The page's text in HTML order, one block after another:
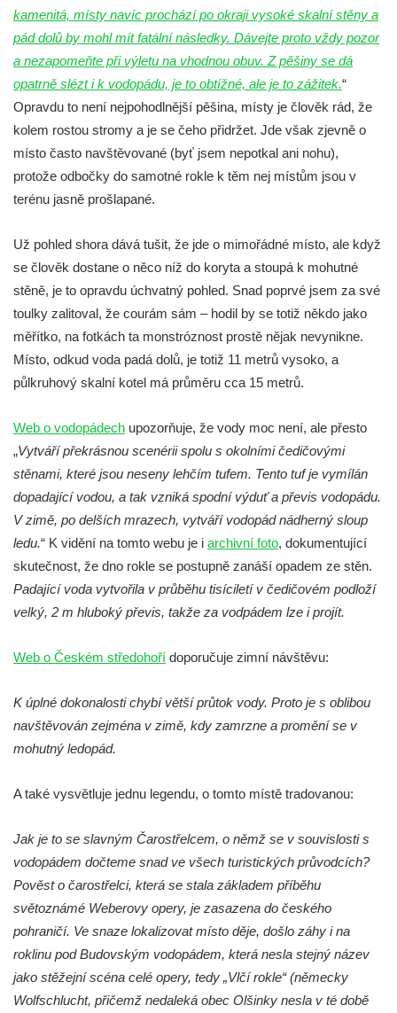
Hřenska
Vodopády Dubiny
Vodopád pod Čertovým mlýnem u Nového
Boru
Moravanský vodopád
Vodopád u Čertova mlýna nad Vaňovem
Kvítkovský vodopád
Kateřinky)
Spodní vodopád Černé Nisy (Liberec –
Kateřinky)
Vodopád Velký Štolpich
Kamenický (Plochý) vodopád
Bobří vodopád
Hrazený vodopád na Černém Štolpichu
Vodopády na Černém potoce
Vodopád Černého potoka
Budovský vodopád
Olšinecký vodopád
Skleněné vodopády
Tambušské vodopády
Veleňské kaskády
Hartmanův vodopád
Pekelský vodopád
Blanský vodopád
Mojžířské vodopády
Vodopády na Červeném potoce
Rousínovský vodopád
Hamerský vodopád
kamenitá, místy navíc prochází po okraji vysoké skalní stěny a
pád dolů by mohl mít fatální následky. Dávejte proto vždy pozor
a nezapomeňte při výletu na vhodnou obuv. Z pěšiny se dá
opatrně slézt i k vodopádu, je to obtížné, ale je to zážitek.“
Opravdu to není nejpohodlnější pěšina, místy je člověk rád, že
kolem rostou stromy a je se čeho přidržet. Jde však zjevně o
místo často navštěvované (byť jsem nepotkal ani nohu),
protože odbočky do samotné rokle k těm nej místům jsou v
terénu jasně prošlapané.
Už pohled shora dává tušit, že jde o mimořádné místo, ale když
se člověk dostane o něco níž do koryta a stoupá k mohutné
stěně, je to opravdu úchvatný pohled. Snad poprvé jsem za své
toulky zalitoval, že courám sám – hodil by se totiž někdo jako
měřítko, na fotkách ta monstróznost prostě nějak nevynikne.
Místo, odkud voda padá dolů, je totiž 11 metrů vysoko, a
půlkruhový skalní kotel má průměru cca 15 metrů.
Web o vodopádech upozorňuje, že vody moc není, ale přesto
„Vytváří překrásnou scenérii spolu s okolními čedičovými
stěnami, které jsou neseny lehčím tufem. Tento tuf je vymílán
dopadající vodou, a tak vzniká spodní výduť a převis vodopádu.
V zimě, po delších mrazech, vytváří vodopád nádherný sloup
ledu.“ K vidění na tomto webu je i archivní foto, dokumentující
skutečnost, že dno rokle se postupně zanáší opadem ze stěn.
Padající voda vytvořila v průběhu tisíciletí v čedičovém podloží
velký, 2 m hluboký převis, takže za vodpádem lze i projít.
Web o Českém středohoří doporučuje zimní návštěvu:
K úplné dokonalosti chybí větší průtok vody. Proto je s oblibou
navštěvován zejména v zimě, kdy zamrzne a promění se v
mohutný ledopád.
A také vysvětluje jednu legendu, o tomto místě tradovanou:
Jak je to se slavným Čarostřelcem, o němž se v souvislosti s
vodopádem dočteme snad ve všech turistických průvodcích?
Pověst o čarostřelci, která se stala základem příběhu
světoznámé Weberovy opery, je zasazena do českého
pohraničí. Ve snaze lokalizovat místo děje, došlo záhy i na
roklinu pod Budovským vodopádem, která nesla stejný název
jako stěžejní scéna celé opery, tedy „Vlčí rokle“ (německy
Wolfschlucht, přičemž nedaleká obec Olšinky nesla v té době